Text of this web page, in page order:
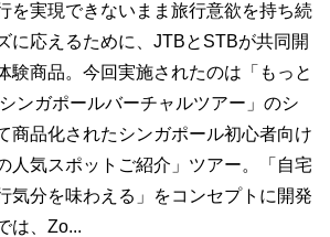
を実現できないまま旅行意欲を持ち続
に応えるために、JTBとSTBが共同開
験商品。今回実施されたのは「もっと
ンガポールバーチャルツアー」のシ
商品化されたシンガポール初心者向け
人気スポットご紹介」ツアー。「自宅
気分を味わえる」をコンセプトに開発
は、Zo...